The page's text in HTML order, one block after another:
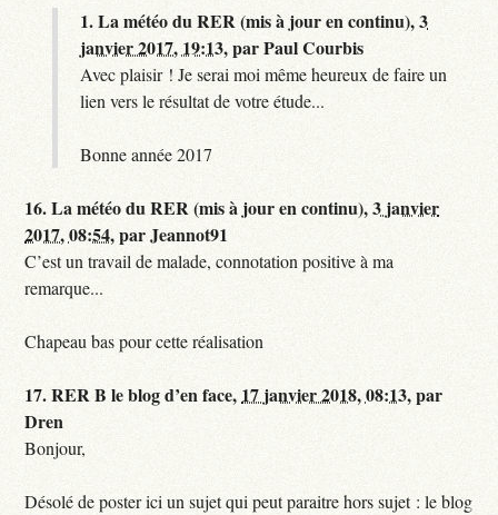
1.La météo du RER (mis à jour en continu),3
janvier 2017, 19:13,parPaul Courbis
Avec plaisir ! Je serai moi même heureux de faire un
lien vers le résultat de votre étude...
Bonne année 2017
16.La météo du RER (mis à jour en continu),3 janvier
2017, 08:54,parJeannot91
C’est un travail de malade, connotation positive à ma
remarque...
Chapeau bas pour cette réalisation
17.RER B le blog d’en face, 17 janvier 2018, 08:13,par
Dren
Bonjour,
Désolé de poster ici un sujet qui peut paraitre hors sujet : le blog